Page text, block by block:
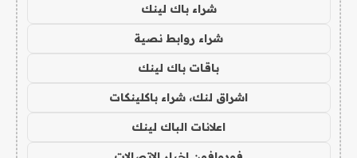
شراء باك لينك
شراء روابط نصية
باقات باك لينك
اشراق لنك، شراء باكلينكات
اعلانات الباك لينك